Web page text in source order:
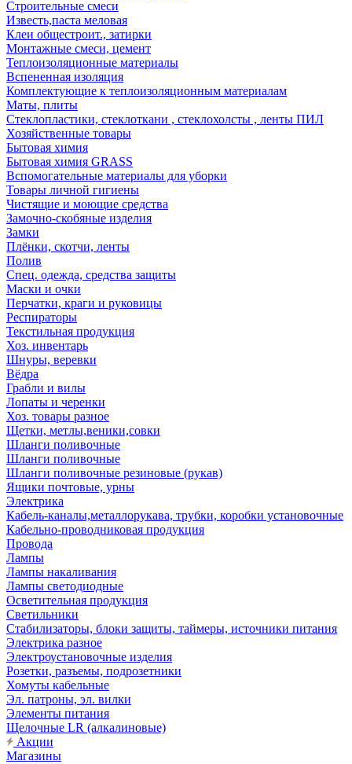
Строительные смеси
Известь,паста меловая
Клеи общестроит., затирки
Монтажные смеси, цемент
Теплоизоляционные материалы
Вспененная изоляция
Комплектующие к теплоизоляционным материалам
Маты, плиты
Стеклопластики, стеклоткани , стеклохолсты , ленты ПИЛ
Хозяйственные товары
Бытовая химия
Бытовая химия GRASS
Вспомогательные материалы для уборки
Товары личной гигиены
Чистящие и моющие средства
Замочно-скобяные изделия
Замки
Плёнки, скотчи, ленты
Полив
Спец. одежда, средства защиты
Маски и очки
Перчатки, краги и руковицы
Респираторы
Текстильная продукция
Хоз. инвентарь
Шнуры, веревки
Вёдра
Грабли и вилы
Лопаты и черенки
Хоз. товары разное
Щетки, метлы,веники,совки
Шланги поливочные
Шланги поливочные
Шланги поливочные резиновые (рукав)
Ящики почтовые, урны
Электрика
Кабель-каналы,металлорукава, трубки, коробки установочные
Кабельно-проводниковая продукция
Провода
Лампы
Лампы накаливания
Лампы светодиодные
Осветительная продукция
Светильники
Стабилизаторы, блоки защиты, таймеры, источники питания
Электрика разное
Электроустановочные изделия
Розетки, разъемы, подрозетники
Хомуты кабельные
Эл. патроны, эл. вилки
Элементы питания
Щелочные LR (алкалиновые)
Акции
Магазины